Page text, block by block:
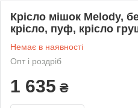
Крісло мішок Melody,
крісло, пуф, крісло
Немає в наявності
Опт і роздріб
1 635 ₴